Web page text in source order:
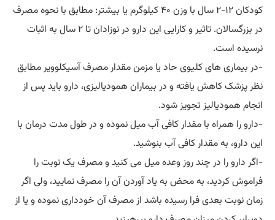
کودکان ۱۲-۲ سال با وزن ۴۰ کیلوگرم یا بیشتر: مطابق با نحوه مصرف
در بزرگسالان. تاثیر و کارایی این دارو در نوزادان تا ۲ سال به اثبات
نرسیده است.
-در بیماری های کلیوی حاد یا مزمن مقدار مصرف آسیکلوویر مطابق
نظر پزشک کاهش یافته و در بیماران همودیالیزی، دارو باید پس از
انجام همودیالیز تجویز شود.
-دارو را همراه با مقدار کافی آب میل نموده و در طول مدت درمان با
این دارو، به مقدار کافی آب بنوشید.
-اگر دارو را در چند روز وعده میل می کنید و مصرف یک نوبت را
فراموش کردید، به محض به یاد آوردن آن را مصرف نمایید، ولی اگر
زمان نوبت بعدی فرا رسیده باشد از مصرف آن خودداری نموده و یا از